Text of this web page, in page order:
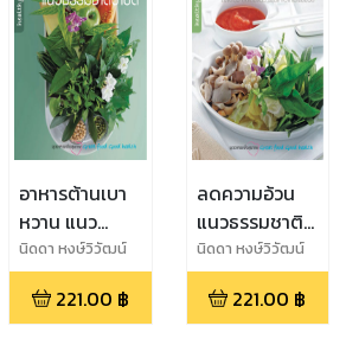
อาหารต้านเบา
หวาน แนว
ธรรมชาติบำบัด
นิดดา หงษ์วิวัฒน์
221.00 ฿
ลดความอ้วน
แนวธรรมชาติ
บำบัด
นิดดา หงษ์วิวัฒน์
221.00 ฿